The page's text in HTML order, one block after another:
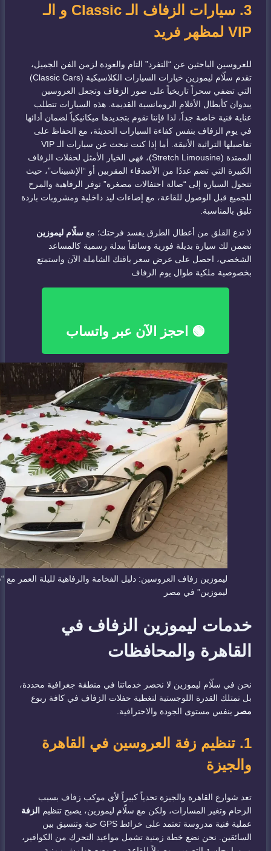
3. سيارات الزفاف الـ Classic و الـ
VIP لمظهر فريد
للعروسين الباحثين عن “التفرد” التام والعودة لزمن الفن الجميل،
تقدم سلّام ليموزين خيارات السيارات الكلاسيكية (Classic Cars)
التي تضفي سحراً تاريخياً على صور الزفاف وتجعل العروسين
يبدوان كأبطال الأفلام الرومانسية القديمة. هذه السيارات تتطلب
عناية فنية خاصة جداً، لذا فإننا نقوم بتجديدها ميكانيكياً لضمان أدائها
في يوم الزفاف بنفس كفاءة السيارات الحديثة، مع الحفاظ على
تفاصيلها التراثية الأنيقة. أما إذا كنت تبحث عن سيارات الـ VIP
الممتدة (Stretch Limousine)، فهي الخيار الأمثل لحفلات الزفاف
الكبيرة التي تضم عددًا من الأصدقاء المقربين أو “الإشبينات”، حيث
تتحول السيارة إلى “صالة احتفالات مصغرة” توفر الرفاهية والمرح
للجميع قبل الوصول للقاعة، مع إضاءات ليد داخلية ومشروبات باردة
تليق بالمناسبة.
لا تدع القلق من أعطال الطرق يفسد فرحتك؛ مع سلّام ليموزين
نضمن لك سيارة بديلة فورية وسائقاً ببدلة رسمية كالمساعد
الشخصي، احصل على عرض سعر باقتك الشاملة الآن واستمتع
بخصوصية ملكية طوال يوم الزفاف
🟢 احجز الآن عبر واتساب
ليموزين زفاف العروسين: دليل الفخامة والرفاهية لليلة العمر مع
ليموزين” في مصر
خدمات ليموزين الزفاف في
القاهرة والمحافظات
نحن في سلّام ليموزين لا نحصر خدماتنا في منطقة جغرافية محددة،
بل نمتلك القدرة اللوجستية لتغطية حفلات الزفاف في كافة ربوع
مصر بنفس مستوى الجودة والاحترافية.
1. تنظيم زفة العروسين في القاهرة
والجيزة
تعد شوارع القاهرة والجيزة تحدياً كبيراً لأي موكب زفاف بسبب
الزحام وتغير المسارات، ولكن مع سلّام ليموزين، يصبح تنظيم
الزفة
عملية فنية مدروسة تعتمد على خرائط GPS حية وتنسيق بين
السائقين. نحن نضع خطة زمنية تشمل مواعيد التحرك من الكوافير،